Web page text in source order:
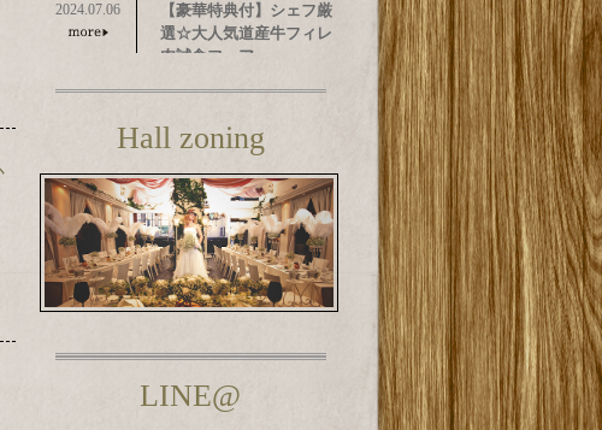
2024.07.06
【豪華特典付】シェフ厳
選☆大人気道産牛フィレ
肉試食フェア
Hall zoning
LINE@